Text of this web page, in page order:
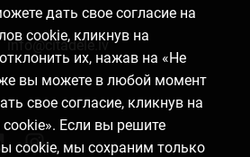
дать свое согласие на
cookie, кликнув на
их, нажав на «Не
вы можете в любой момент
свое согласие, кликнув на
Если вы решите
cookie, мы сохраним только
info@citadele.lv